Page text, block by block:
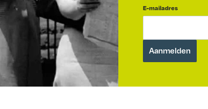
E-mailadres